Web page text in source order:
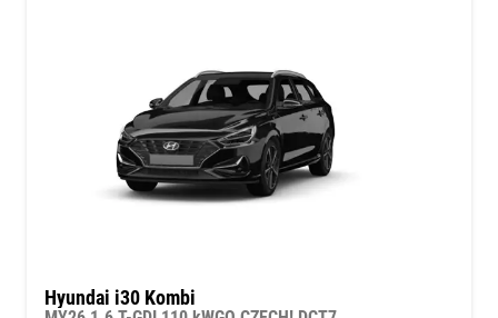
Hyundai i30 Kombi